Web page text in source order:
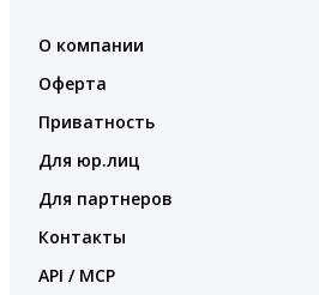
О компании
Оферта
Приватность
Для юр.лиц
Для партнеров
Контакты
API / MCP